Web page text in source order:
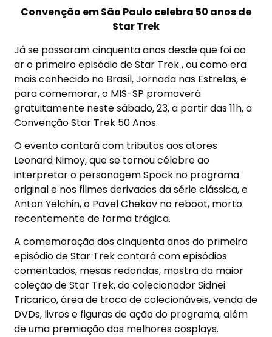
Convenção em São Paulo celebra 50 anos de
Star Trek
Já se passaram cinquenta anos desde que foi ao
ar o primeiro episódio de Star Trek , ou como era
mais conhecido no Brasil, Jornada nas Estrelas, e
para comemorar, o MIS-SP promoverá
gratuitamente neste sábado, 23, a partir das 11h, a
Convenção Star Trek 50 Anos.
O evento contará com tributos aos atores
Leonard Nimoy, que se tornou célebre ao
interpretar o personagem Spock no programa
original e nos filmes derivados da série clássica, e
Anton Yelchin, o Pavel Chekov no reboot, morto
recentemente de forma trágica.
A comemoração dos cinquenta anos do primeiro
episódio de Star Trek contará com episódios
comentados, mesas redondas, mostra da maior
coleção de Star Trek, do colecionador Sidnei
Tricarico, área de troca de colecionáveis, venda de
DVDs, livros e figuras de ação do programa, além
de uma premiação dos melhores cosplays.